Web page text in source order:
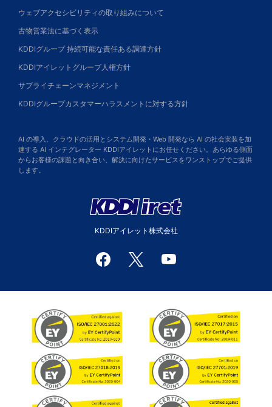
ウェブアクセシビリティの取り組みについて
古物営業法に基づく表示
KDDIグループ 持続可能な責任ある調達方針
KDDIアイレットグループ人権方針
サプライチェーンマネジメント
KDDIグループカスタマーハラスメントに対する方針
AI の導入、クラウドの活用とシステム開発・Web 開発なら AI の社会実装を加
速する AI インテグレーター KDDIアイレットにお任せください。あらゆる側面
からお客様の課題と向き合い、解決に向けたサービスをワンストップでご提供
します。
KDDIアイレット株式会社